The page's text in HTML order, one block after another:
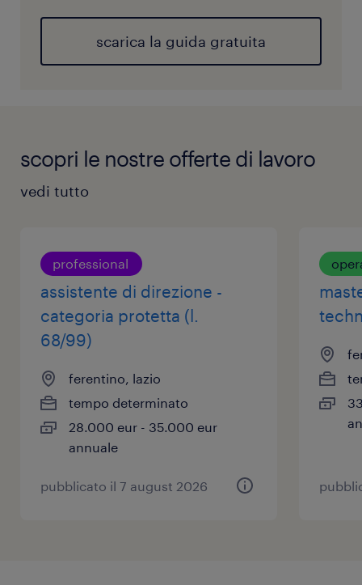
scarica la guida gratuita
scopri le nostre offerte di lavoro
vedi tutto
professional
assistente di direzione -
categoria protetta (l.
68/99)
ferentino, lazio
tempo determinato
28.000 eur - 35.000 eur
annuale
pubblicato il 7 august 2026